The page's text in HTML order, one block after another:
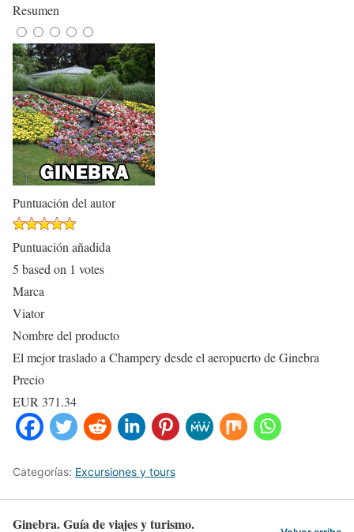
Resumen
Puntuación del autor
Puntuación añadida
5 based on 1 votes
Marca
Viator
Nombre del producto
El mejor traslado a Champery desde el aeropuerto de Ginebra
Precio
EUR 371.34
Categorías: Excursiones y tours
Ginebra. Guía de viajes y turismo.